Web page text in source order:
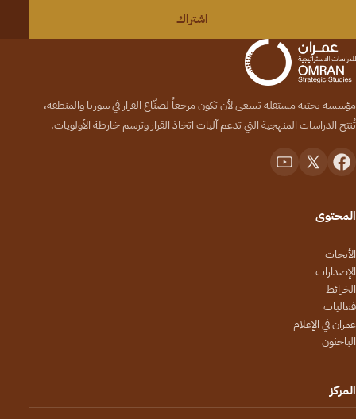
اشتراك
مؤسسة بحثية مستقلة تسعى لأن تكون مرجعاً لصنّاع القرار في سوريا والمنطقة،
تُنتج الدراسات المنهجية التي تدعم آليات اتخاذ القرار وترسم خارطة الأولويات.
المحتوى
الأبحاث
الإصدارات
الخرائط
فعاليات
عمران في الإعلام
الباحثون
المركز